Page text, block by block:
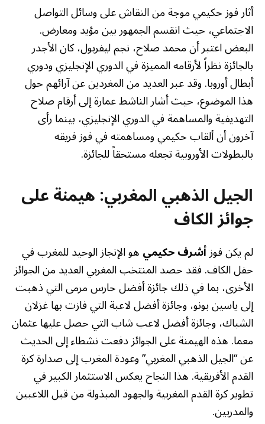
أثار فوز حكيمي موجة من النقاش على وسائل التواصل
الاجتماعي، حيث انقسم الجمهور بين مؤيد ومعارض.
البعض اعتبر أن محمد صلاح، نجم ليفربول، كان الأجدر
بالجائزة نظراً لأرقامه المميزة في الدوري الإنجليزي ودوري
أبطال أوروبا. وقد عبر العديد من المغردين عن آرائهم حول
هذا الموضوع، حيث أشار الناشط عمارة إلى أرقام صلاح
التهديفية والمساهمة في الدوري الإنجليزي، بينما رأى
آخرون أن ألقاب حكيمي ومساهمته في فوز فريقه
بالبطولات الأوروبية تجعله مستحقاً للجائزة.
الجيل الذهبي المغربي: هيمنة على
جوائز الكاف
لم يكن فوزأشرف حكيميهو الإنجاز الوحيد للمغرب في
حفل الكاف. فقد حصد المنتخب المغربي العديد من الجوائز
الأخرى، بما في ذلك جائزة أفضل حارس مرمى التي ذهبت
إلى ياسين بونو، وجائزة أفضل لاعبة التي فازت بها غزلان
الشباك، وجائزة أفضل لاعب شاب التي حصل عليها عثمان
معما. هذه الهيمنة على الجوائز دفعت نشطاء إلى الحديث
عن “الجيل الذهبي المغربي” وعودة المغرب إلى صدارة كرة
القدم الأفريقية. هذا النجاح يعكس الاستثمار الكبير في
تطوير كرة القدم المغربية والجهود المبذولة من قبل اللاعبين
والمدربين.